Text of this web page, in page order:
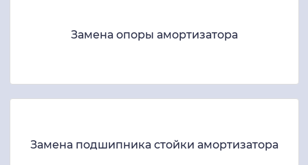
Замена опоры амортизатора
Замена подшипника стойки амортизатора